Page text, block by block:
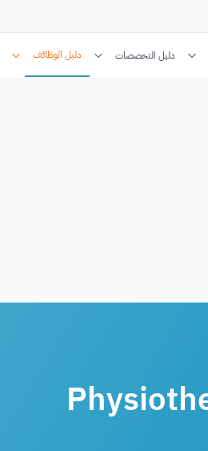
دليل التخصصات دليل الوظائف